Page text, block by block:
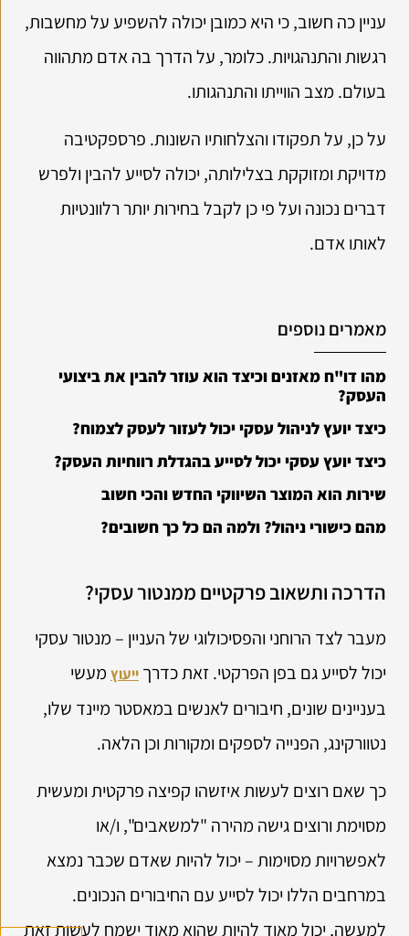
עניין כה חשוב, כי היא כמובן יכולה להשפיע על מחשבות,
רגשות והתנהגויות. כלומר, על הדרך בה אדם מתהווה
בעולם. מצב הווייתו והתנהגותו.
על כן, על תפקודו והצלחותיו השונות. פרספקטיבה
מדויקת ומזוקקת בצלילותה, יכולה לסייע להבין ולפרש
דברים נכונה ועל פי כן לקבל בחירות יותר רלוונטיות
לאותו אדם.
מאמרים נוספים
מהו דו"ח מאזנים וכיצד הוא עוזר להבין את ביצועי
העסק?
כיצד יועץ לניהול עסקי יכול לעזור לעסק לצמוח?
כיצד יועץ עסקי יכול לסייע בהגדלת רווחיות העסק?
שירות הוא המוצר השיווקי החדש והכי חשוב
מהם כישורי ניהול? ולמה הם כל כך חשובים?
הדרכה ותשאוב פרקטיים ממנטור עסקי?
מעבר לצד הרוחני והפסיכולוגי של העניין – מנטור עסקי
יכול לסייע גם בפן הפרקטי. זאת כדרך ייעוץ מעשי
בעניינים שונים, חיבורים לאנשים במאסטר מיינד שלו,
נטוורקינג, הפנייה לספקים ומקורות וכן הלאה.
כך שאם רוצים לעשות איזשהו קפיצה פרקטית ומעשית
מסוימת ורוצים גישה מהירה "למשאבים", ו/או
לאפשרויות מסוימות – יכול להיות שאדם שכבר נמצא
במרחבים הללו יכול לסייע עם החיבורים הנכונים.
למעשה, יכול מאוד להיות שהוא מאוד ישמח לעשות זאת